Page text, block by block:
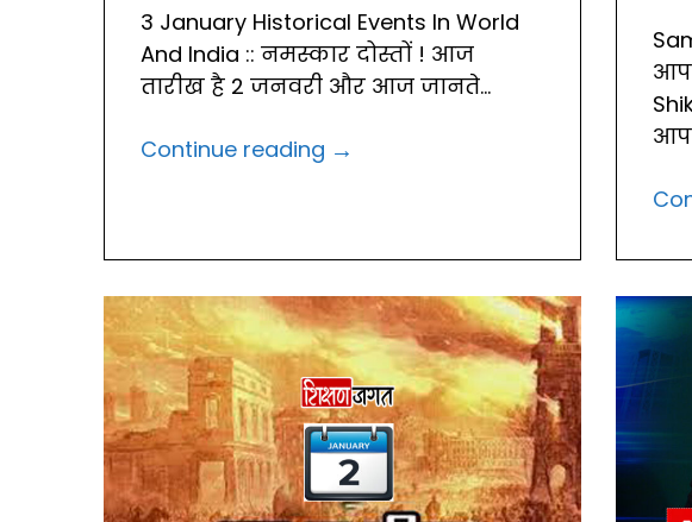
3 January Historical Events In World
And India :: नमस्कार दोस्तों ! आज
तारीख है 2 जनवरी और आज जानते...
Continue reading →
आप
आप